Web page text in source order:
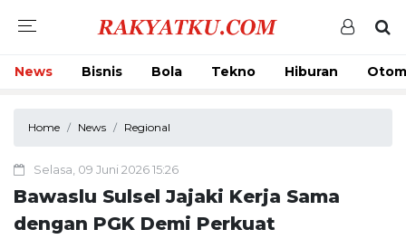
News Bisnis Bola Tekno Hiburan
Home News Regional
Selasa, 09 Juni 2026 15:26
Bawaslu Sulsel Jajaki Kerja Sama
dengan PGK Demi Perkuat